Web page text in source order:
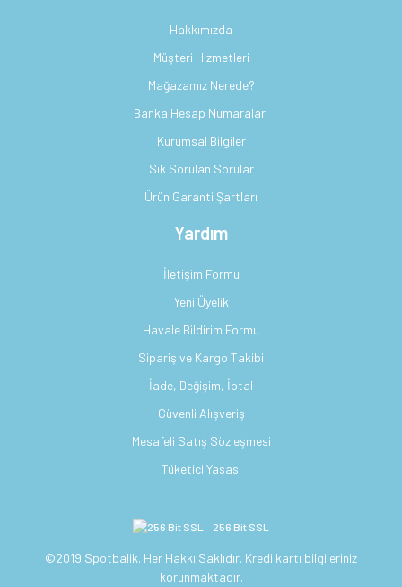
Hakkımızda
Müşteri Hizmetleri
Mağazamız Nerede?
Banka Hesap Numaraları
Kurumsal Bilgiler
Sık Sorulan Sorular
Ürün Garanti Şartları
Yardım
İletişim Formu
Yeni Üyelik
Havale Bildirim Formu
Sipariş ve Kargo Takibi
İade, Değişim, İptal
Güvenli Alışveriş
Mesafeli Satış Sözleşmesi
Tüketici Yasası
256 Bit SSL
©2019 Spotbalik. Her Hakkı Saklıdır. Kredi kartı bilgileriniz
korunmaktadır.